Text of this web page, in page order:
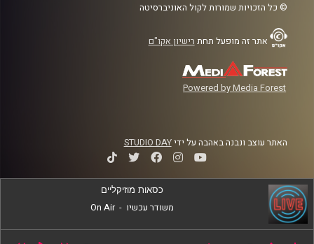
© כל הזכויות שמורות לקול האוניברסיטה
אתר זה מופעל תחת רישיון אקו"ם
Powered by Media Forest
האתר עוצב ונבנה באהבה על ידיSTUDIO DAY
כסאות מוזיקליים
משודר עכשיו -
On Air